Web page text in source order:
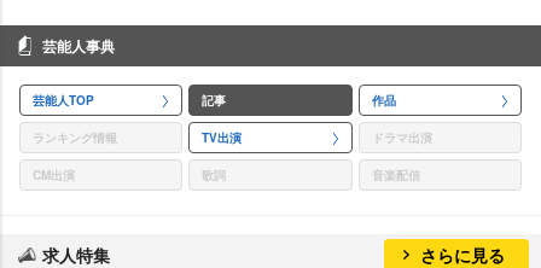
芸能人事典
芸能人TOP 記事 作品
ランキング情報 TV出演 ドラマ出演
CM出演 歌詞 音楽配信
求人特集 さらに見る